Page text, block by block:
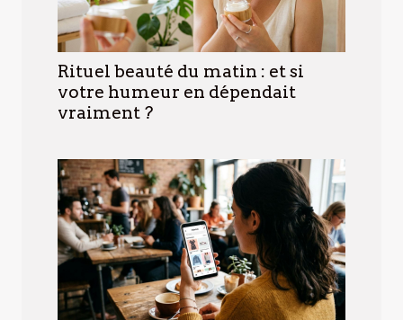
Rituel beauté du matin : et si
votre humeur en dépendait
vraiment ?